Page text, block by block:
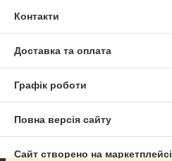
Контакти
Доставка та оплата
Графік роботи
Повна версія сайту
Сайт створено на маркетплейсі